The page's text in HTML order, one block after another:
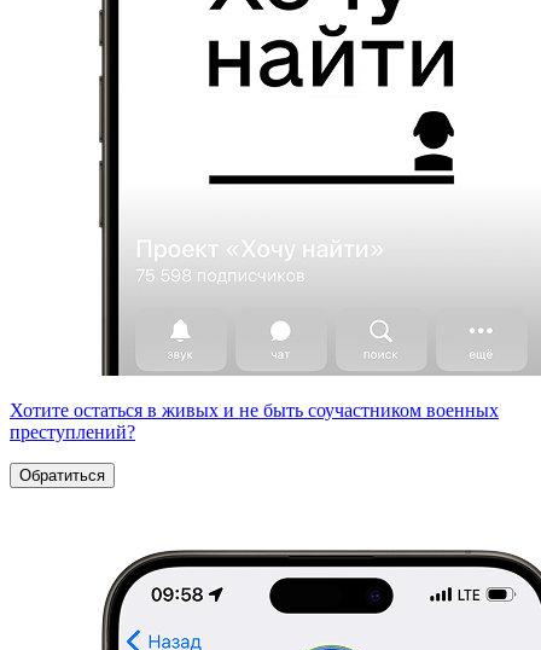
Хотите остаться в живых и не быть соучастником военных
преступлений?
Обратиться